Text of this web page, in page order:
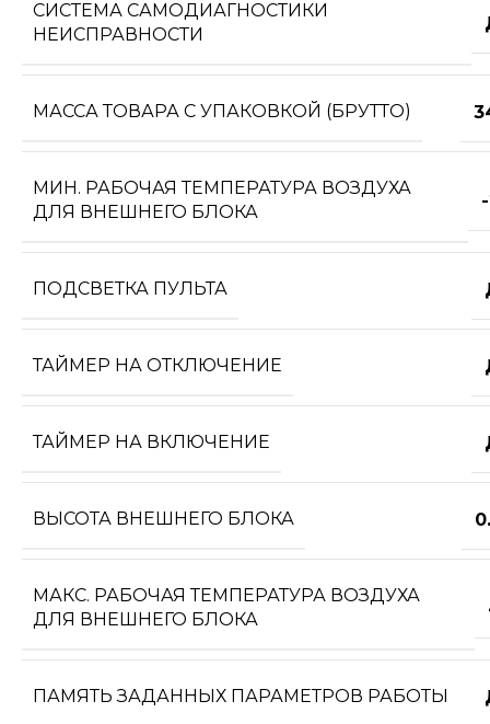
СИСТЕМА САМОДИАГНОСТИКИ
НЕИСПРАВНОСТИ
МАССА ТОВАРА С УПАКОВКОЙ (БРУТТО)
МИН. РАБОЧАЯ ТЕМПЕРАТУРА ВОЗДУХА
ДЛЯ ВНЕШНЕГО БЛОКА
ПОДСВЕТКА ПУЛЬТА
ТАЙМЕР НА ОТКЛЮЧЕНИЕ
ТАЙМЕР НА ВКЛЮЧЕНИЕ
ВЫСОТА ВНЕШНЕГО БЛОКА
МАКС. РАБОЧАЯ ТЕМПЕРАТУРА ВОЗДУХА
ДЛЯ ВНЕШНЕГО БЛОКА
ПАМЯТЬ ЗАДАННЫХ ПАРАМЕТРОВ РАБОТЫ